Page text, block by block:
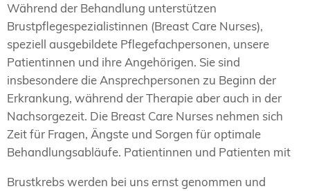
Während der Behandlung unterstützen
Brustpflegespezialistinnen (Breast Care Nurses),
speziell ausgebildete Pflegefachpersonen, unsere
Patientinnen und ihre Angehörigen. Sie sind
insbesondere die Ansprechpersonen zu Beginn der
Erkrankung, während der Therapie aber auch in der
Nachsorgezeit. Die Breast Care Nurses nehmen sich
Zeit für Fragen, Ängste und Sorgen für optimale
Behandlungsabläufe. Patientinnen und Patienten mit
Brustkrebs werden bei uns ernst genommen und